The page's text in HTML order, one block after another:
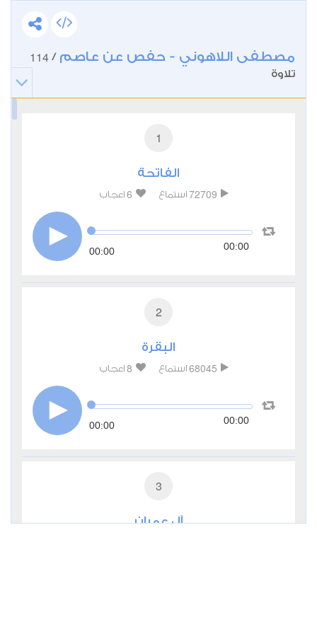
مصطفى اللاهوني - حفص عن عاصم /
114
تلاوة
1
الفاتحة
72709 استماع 6 اعجاب
00:00 00:00
2
البقرة
68045 استماع 8 اعجاب
00:00 00:00
3
آل عمران